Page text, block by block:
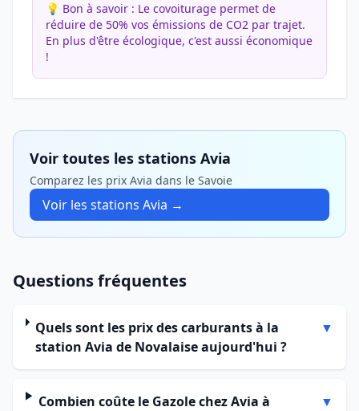
💡 Bon à savoir : Le covoiturage permet de
réduire de 50% vos émissions de CO2 par trajet.
En plus d'être écologique, c'est aussi économique
!
Voir toutes les stations Avia
Comparez les prix Avia dans le Savoie
Voir les stations Avia →
Questions fréquentes
Quels sont les prix des carburants à la
station Avia de Novalaise aujourd'hui ?
▼
Combien coûte le Gazole chez Avia à
▼